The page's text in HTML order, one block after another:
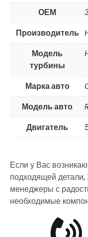
ОЕМ
Производитель
Модель
турбины
Марка авто
Модель авто
Двигатель
Если у Вас
подходящей
менеджеры с
необходимые